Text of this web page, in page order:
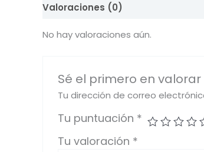
Valoraciones (0)
No hay valoraciones aún.
Sé el primero en valorar
Tu dirección de correo
Tu puntuación *
Tu valoración *